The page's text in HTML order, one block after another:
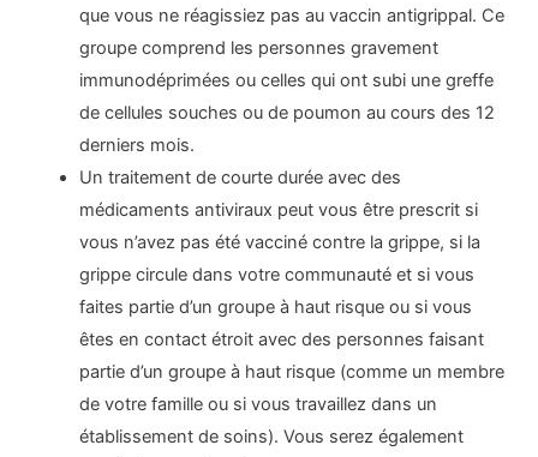
que vous ne réagissiez pas au vaccin antigrippal. Ce
groupe comprend les personnes gravement
immunodéprimées ou celles qui ont subi une greffe
de cellules souches ou de poumon au cours des 12
derniers mois.
Un traitement de courte durée avec des
médicaments antiviraux peut vous être prescrit si
vous n’avez pas été vacciné contre la grippe, si la
grippe circule dans votre communauté et si vous
faites partie d’un groupe à haut risque ou si vous
êtes en contact étroit avec des personnes faisant
partie d’un groupe à haut risque (comme un membre
de votre famille ou si vous travaillez dans un
établissement de soins). Vous serez également